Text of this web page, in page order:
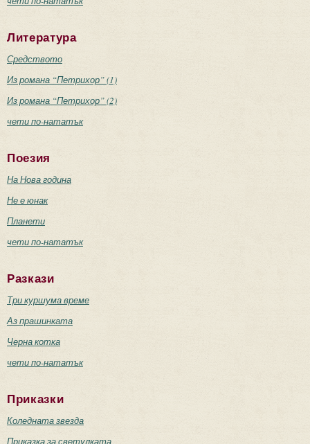
Литература
Средството
Из романа “Петрихор” (1)
Из романа “Петрихор” (2)
чети по-нататък
Поезия
На Нова година
Не е юнак
Планети
чети по-нататък
Разкази
Три куршума време
Аз прашинката
Черна котка
чети по-нататък
Приказки
Коледната звезда
Приказка за светулката